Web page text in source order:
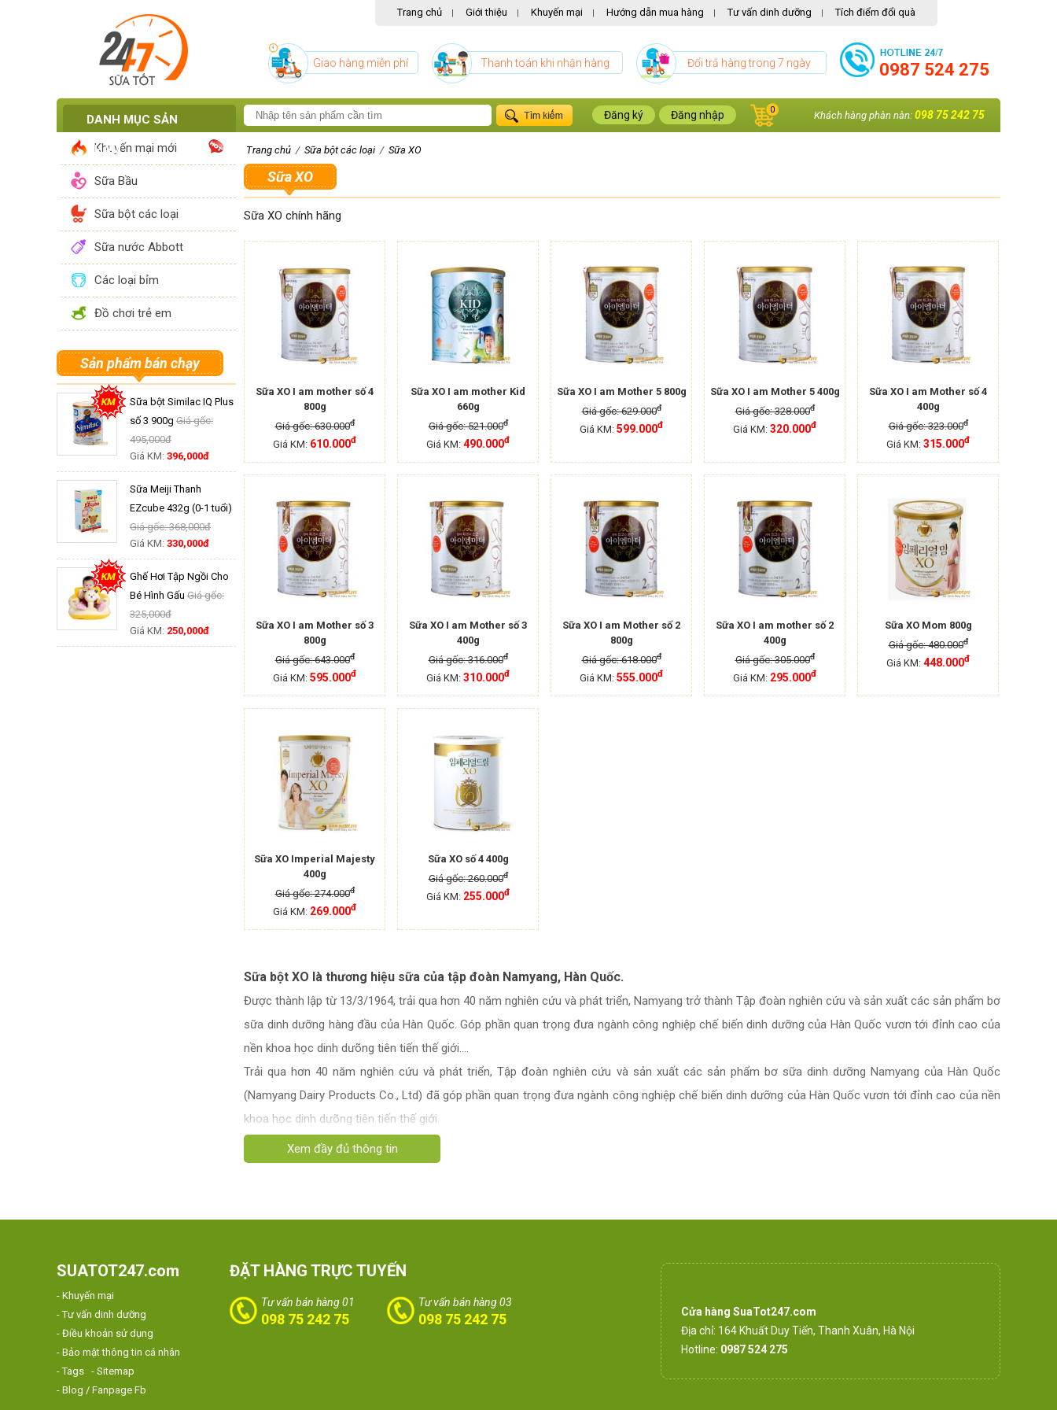
Trang chủ | Giới thiệu | Khuyến mại | Hướng dẫn mua hàng | Tư vấn dinh dưỡng | Tích điểm đổi quà
Giao hàng miễn phí Thanh toán khi nhận hàng Đổi trả hàng trong 7 ngày 0987 524 275
DANH MỤC SẢN
PHẨM
Đăng ký Đăng nhập 0 Khách hàng phàn nàn: 098 75 242 75
Khuyến mại mới
Sữa Bầu
Sữa bột các loại
Sữa nước Abbott
Các loại bỉm
Đồ chơi trẻ em
Sản phẩm bán chạy
Sữa bột Similac IQ Plus
số 3 900g Giá gốc:
495,000đ
Giá KM: 396,000đ
Sữa Meiji Thanh
EZcube 432g (0-1 tuổi)
Giá gốc: 368,000đ
Giá KM: 330,000đ
Ghế Hơi Tập Ngồi Cho
Bé Hình Gấu Giá gốc:
325,000đ
Giá KM: 250,000đ
Trang chủ / Sữa bột các loại / Sữa XO
Sữa XO
Sữa XO chính hãng
Sữa XO I am mother số 4
800g
Giá gốc: 630.000đ
Giá KM: 610.000đ
Sữa XO I am mother Kid
660g
Giá gốc: 521.000đ
Giá KM: 490.000đ
Sữa XO I am Mother 5 800g
Giá gốc: 629.000đ
Giá KM: 599.000đ
Sữa XO I am Mother 5 400g
Giá gốc: 328.000đ
Giá KM: 320.000đ
Sữa XO I am Mother số 4
400g
Giá gốc: 323.000đ
Giá KM: 315.000đ
Sữa XO I am Mother số 3
800g
Giá gốc: 643.000đ
Giá KM: 595.000đ
Sữa XO I am Mother số 3
400g
Giá gốc: 316.000đ
Giá KM: 310.000đ
Sữa XO I am Mother số 2
800g
Giá gốc: 618.000đ
Giá KM: 555.000đ
Sữa XO I am mother số 2
400g
Giá gốc: 305.000đ
Giá KM: 295.000đ
Sữa XO Mom 800g
Giá gốc: 480.000đ
Giá KM: 448.000đ
Sữa XO Imperial Majesty
400g
Giá gốc: 274.000đ
Giá KM: 269.000đ
Sữa XO số 4 400g
Giá gốc: 260.000đ
Giá KM: 255.000đ
Sữa bột XO là thương hiệu sữa của tập đoàn Namyang, Hàn Quốc.
Được thành lập từ 13/3/1964, trải qua hơn 40 năm nghiên cứu và phát triển, Namyang trở thành Tập đoàn nghiên cứu và sản xuất các sản phẩm bơ
sữa dinh dưỡng hàng đầu của Hàn Quốc. Góp phần quan trọng đưa ngành công nghiệp chế biến dinh dưỡng của Hàn Quốc vươn tới đỉnh cao của
nền khoa học dinh dưõng tiên tiến thế giới....
Trải qua hơn 40 năm nghiên cứu và phát triển, Tập đoàn nghiên cứu và sản xuất các sản phẩm bơ sữa dinh dưỡng Namyang của Hàn Quốc
(Namyang Dairy Products Co., Ltd) đã góp phần quan trọng đưa ngành công nghiệp chế biến dinh dưỡng của Hàn Quốc vươn tới đỉnh cao của nền
khoa học dinh dưõng tiên tiến thế giới.
SUATOT247.com
- Khuyến mại
- Tư vấn dinh dưỡng
- Điều khoản sử dụng
- Bảo mật thông tin cá nhân
- Tags - Sitemap
- Blog / Fanpage Fb
ĐẶT HÀNG TRỰC TUYẾN
Tư vấn bán hàng 01
098 75 242 75
Tư vấn bán hàng 03
098 75 242 75
Cửa hàng SuaTot247.com
Địa chỉ: 164 Khuất Duy Tiến, Thanh Xuân, Hà Nội
Hotline: 0987 524 275